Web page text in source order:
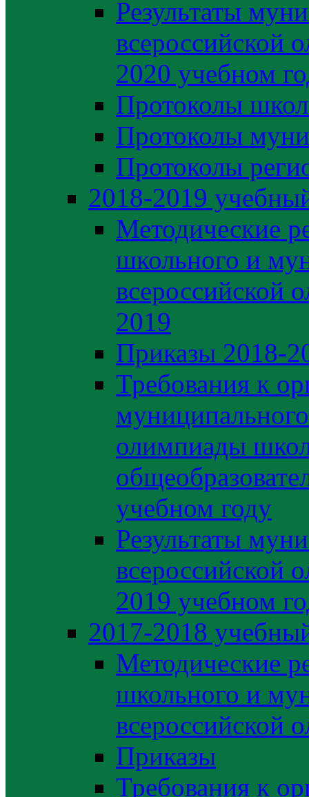
Результаты
всероссийской
2020 учебном
Протоколы
Протоколы
Протоколы
2018-2019
Методические
школьного и
всероссийской
2019
Приказы 2018-
Требования к
олимпиады
учебном году
Результаты
всероссийской
2019 учебном
2017-2018
Методические
школьного и
всероссийской
Приказы
Требования к